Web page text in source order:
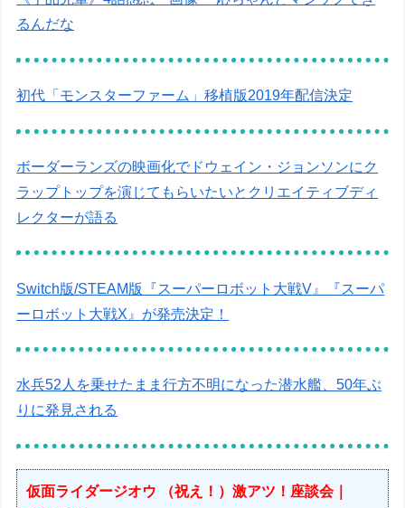
るんだな
初代「モンスターファーム」移植版2019年配信決定
ボーダーランズの映画化でドウェイン・ジョンソンにク
ラップトップを演じてもらいたいとクリエイティブディ
レクターが語る
Switch版/STEAM版『スーパーロボット大戦V』『スーパ
ーロボット大戦X』が発売決定！
水兵52人を乗せたまま行方不明になった潜水艦、50年ぶ
りに発見される
仮面ライダージオウ （祝え！）激アツ！座談会｜